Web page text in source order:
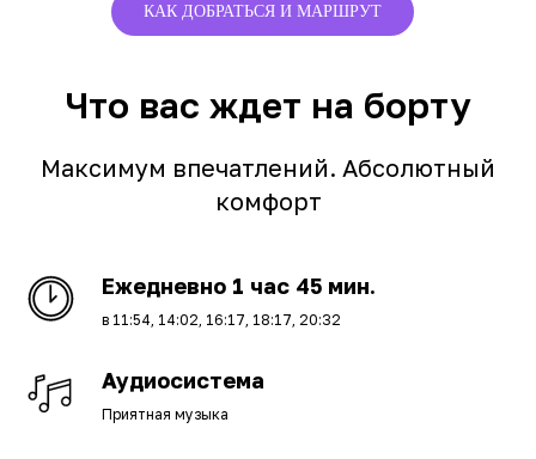
КАК ДОБРАТЬСЯ И МАРШРУТ
Что вас ждет на борту
Максимум впечатлений. Абсолютный
комфорт
Ежедневно 1 час 45 мин.
в 11:54, 14:02, 16:17, 18:17, 20:32
Аудиосистема
Приятная музыка